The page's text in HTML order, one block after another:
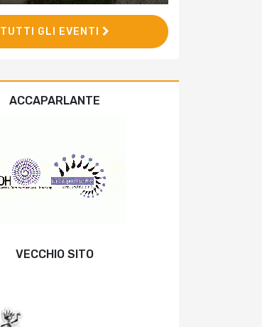
TUTTI GLI EVENTI
ACCAPARLANTE
VECCHIO SITO